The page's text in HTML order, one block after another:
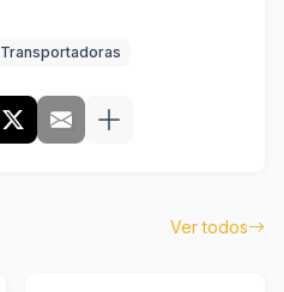
Transportadoras
Ver todos